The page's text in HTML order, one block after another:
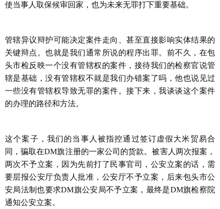
使当事人取保候审回家，也为未来无罪打下重要基础。
管辖异议辩护可能决定案件走向、甚至直接影响实体结果的
关键辩点。也就是我们通常所说的程序出罪。前不久，在包
头市检反映一个没有管辖权的案件，接待我们的检察官说管
辖是基础，没有管辖权不就是我们办错案了吗，他也说见过
一些没有管辖权导致无罪的案件。接下来，我谈谈这个案件
的办理的路径和方法。
这个案子，我们的当事人被指控通过签订虚假大米贸易合
同，骗取在DM旗注册的一家公司的货款。被害人两次报案，
两次不予立案，因为先前打了民事官司，公安立案的话，需
要层报公安厅负责人批准，公安厅不予立案，后来包头市公
安局法制也要求DM旗公安局不予立案，最终是DM旗检察院
通知公安立案。